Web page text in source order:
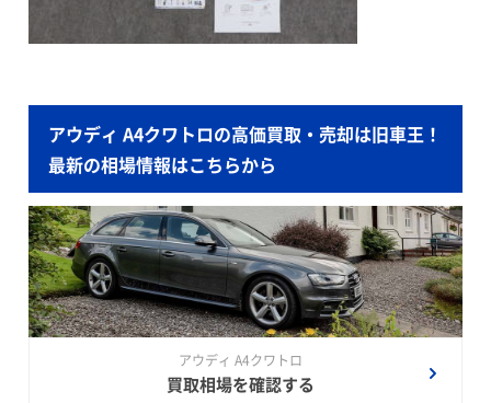
アウディ A4クワトロの高価買取・売却は旧車王！
最新の相場情報はこちらから
アウディ A4クワトロ
買取相場を確認する